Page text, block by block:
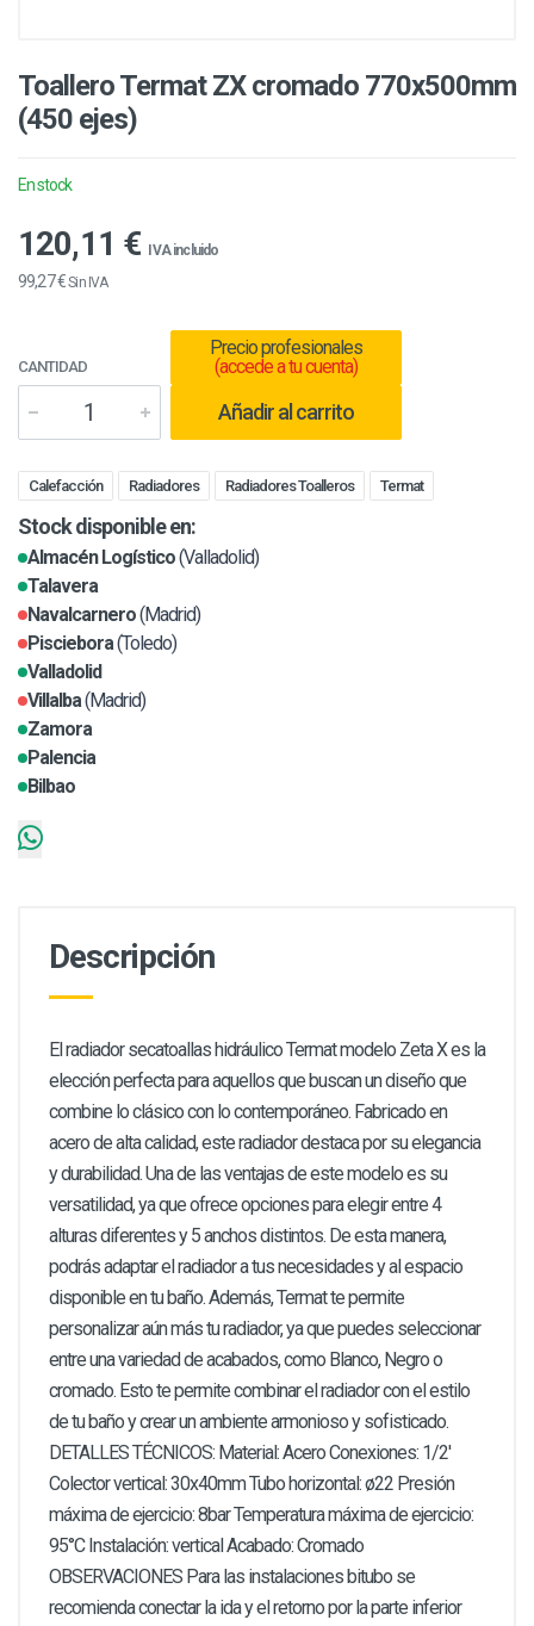
Toallero Termat ZX cromado 770x500mm
(450 ejes)
En stock
120,11 € IVA incluido
99,27 €Sin IVA
CANTIDAD
Precio profesionales
(accede a tu cuenta)
Añadir al carrito
Calefacción Radiadores Radiadores Toalleros Termat
Stock disponible en:
Almacén Logístico(Valladolid)
Talavera
Navalcarnero(Madrid)
Pisciebora(Toledo)
Valladolid
Villalba(Madrid)
Zamora
Palencia
Bilbao
Descripción
El radiador secatoallas hidráulico Termat modelo Zeta X es la
elección perfecta para aquellos que buscan un diseño que
combine lo clásico con lo contemporáneo. Fabricado en
acero de alta calidad, este radiador destaca por su elegancia
y durabilidad. Una de las ventajas de este modelo es su
versatilidad, ya que ofrece opciones para elegir entre 4
alturas diferentes y 5 anchos distintos. De esta manera,
podrás adaptar el radiador a tus necesidades y al espacio
disponible en tu baño. Además, Termat te permite
personalizar aún más tu radiador, ya que puedes seleccionar
entre una variedad de acabados, como Blanco, Negro o
cromado. Esto te permite combinar el radiador con el estilo
de tu baño y crear un ambiente armonioso y sofisticado.
DETALLES TÉCNICOS: Material: Acero Conexiones: 1/2'
Colector vertical: 30x40mm Tubo horizontal: ø22 Presión
máxima de ejercicio: 8bar Temperatura máxima de ejercicio:
95°C Instalación: vertical Acabado: Cromado
OBSERVACIONES Para las instalaciones bitubo se
recomienda conectar la ida y el retorno por la parte inferior